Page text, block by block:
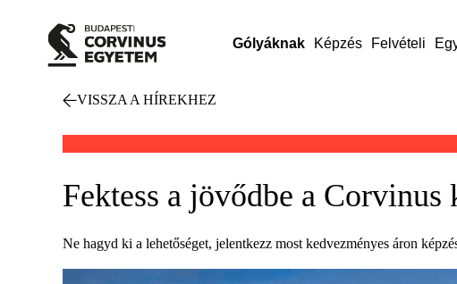
Gólyáknak Képzés Felvételi
VISSZA A HÍREKHEZ
Fektess a jövődbe a Corvinus
Ne hagyd ki a lehetőséget, jelentkezz most kedvezményes áron